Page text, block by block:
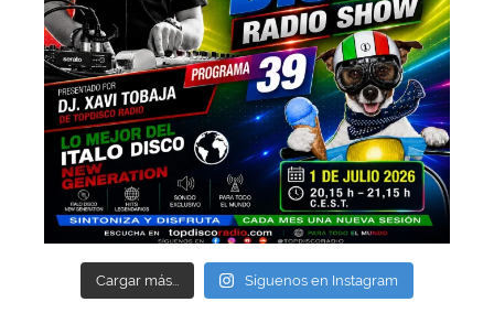
Cargar más... Síguenos en Instagram